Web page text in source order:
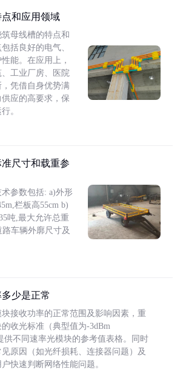
和应用领域
母线槽的特点和
括良好的电气、
能。在应用上，
工业厂房、医院
凭借自身优势满
应的高要求，保
。
尺寸和载重参
参数包括: a)外形
栏板高55cm b)
吨,最大允许总重
车辆外廓尺寸及
少是正常
接收功率的正常范围及影响因素，重
收光标准（典型值为-3dBm
供不同速率光模块的参考值表格。同时
原因（如光纤损耗、连接器问题）及
快速判断网络性能问题。